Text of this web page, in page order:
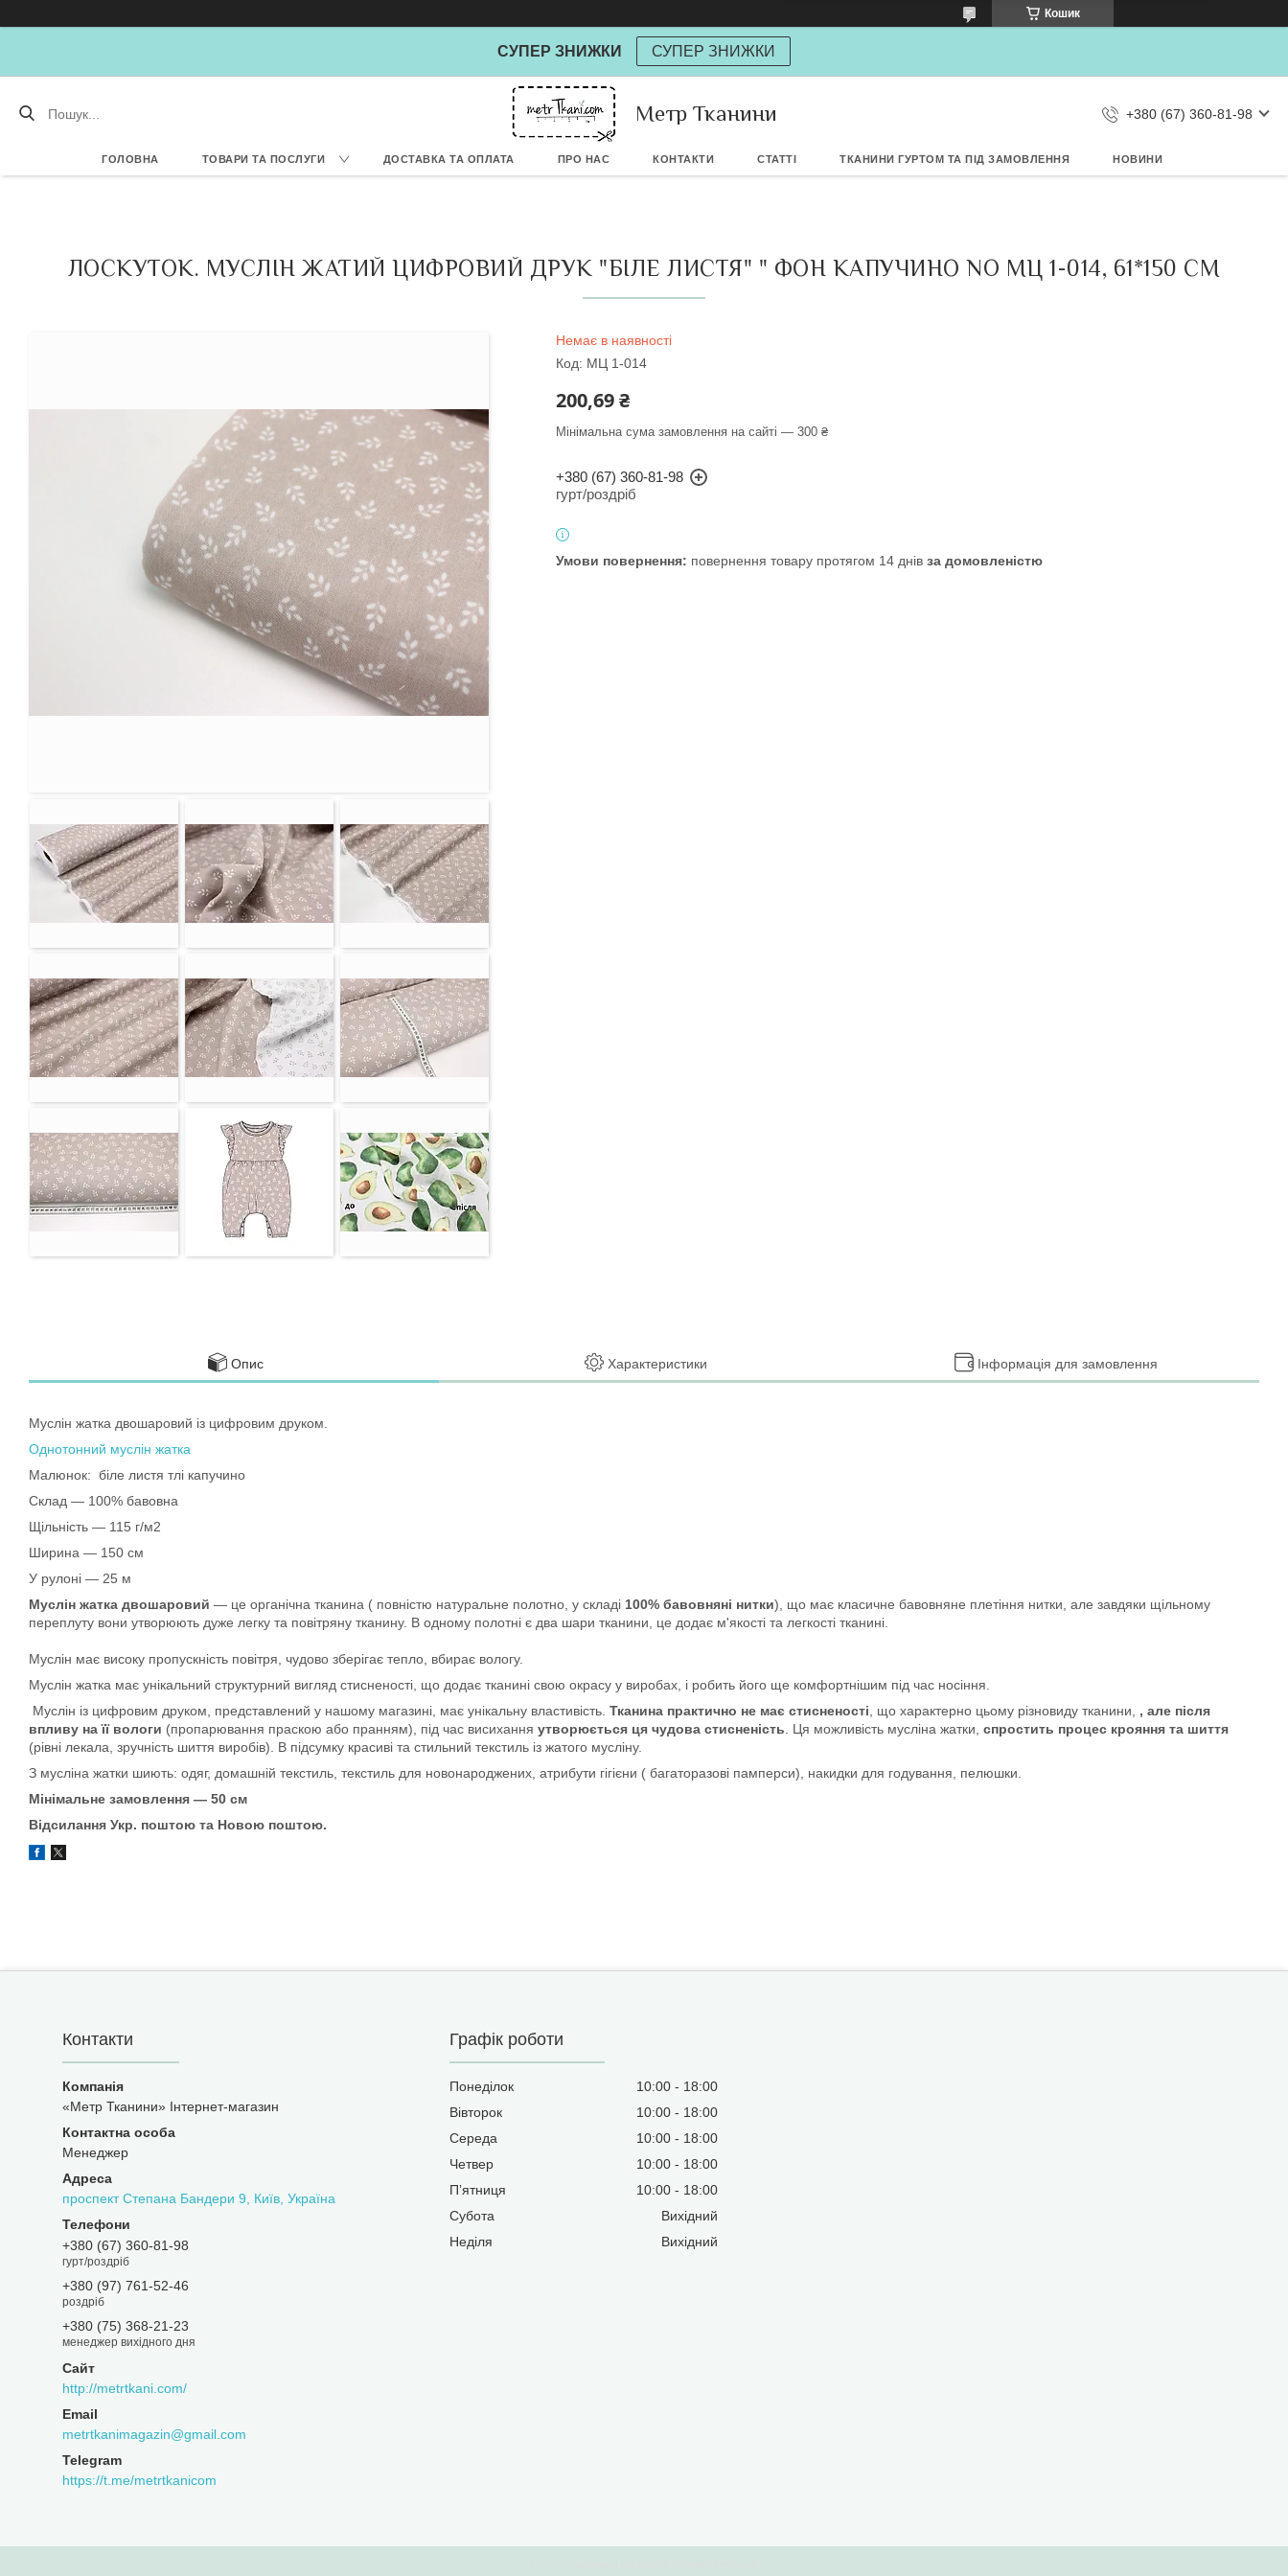
Дозвольте сайту metrtkani.com
Дозволити
×
Кошик
СУПЕР ЗНИЖКИ СУПЕР ЗНИЖКИ
Метр Тканини +380 (67) 360-81-98
ГОЛОВНА ТОВАРИ ТА ПОСЛУГИ ДОСТАВКА ТА ОПЛАТА ПРО НАС КОНТАКТИ СТАТТІ ТКАНИНИ ГУРТОМ ТА ПІД ЗАМОВЛЕННЯ НОВИНИ
ЛОСКУТОК. МУСЛІН ЖАТИЙ ЦИФРОВИЙ ДРУК "БІЛЕ ЛИСТЯ" " ФОН КАПУЧИНО NO МЦ 1-014, 61*150 СМ
Немає в наявності
Код: МЦ 1-014
200,69 ₴
Мінімальна сума замовлення на сайті — 300 ₴
+380 (67) 360-81-98
гурт/роздріб
повернення товару протягом 14 днів за домовленістю
Опис Характеристики Інформація для замовлення
Муслін жатка двошаровий із цифровим друком.
Однотонний муслін жатка
Малюнок: біле листя тлі капучино
Склад — 100% бавовна
Щільність — 115 г/м2
Ширина — 150 см
У рулоні — 25 м
Муслін жатка двошаровий — це органічна тканина ( повністю натуральне полотно, у складі 100% бавовняні нитки), що має класичне бавовняне плетіння нитки, але завдяки щільному
переплуту вони утворюють дуже легку та повітряну тканину. В одному полотні є два шари тканини, це додає м'якості та легкості тканині.
Муслін має високу пропускність повітря, чудово зберігає тепло, вбирає вологу.
Муслін жатка має унікальний структурний вигляд стисненості, що додає тканині свою окрасу у виробах, і робить його ще комфортнішим під час носіння.
Муслін із цифровим друком, представлений у нашому магазині, має унікальну властивість. Тканина практично не має стисненості , що характерно цьому різновиду тканини, , але після
впливу на її вологи (пропарювання праскою або пранням), під час висихання утворюється ця чудова стисненість . Ця можливість мусліна жатки, спростить процес крояння та шиття
(рівні лекала, зручність шиття виробів). В підсумку красиві та стильний текстиль із жатого мусліну.
З мусліна жатки шиють: одяг, домашній текстиль, текстиль для новонароджених, атрибути гігієни ( багаторазові памперси), накидки для годування, пелюшки.
Мінімальне замовлення — 50 см
Відсилання Укр. поштою та Новою поштою.
Контакти
«Метр Тканини» Інтернет-магазин
Менеджер
проспект Степана Бандери 9, Київ, Україна
+380 (67) 360-81-98
гурт/роздріб
+380 (97) 761-52-46
роздріб
+380 (75) 368-21-23
менеджер вихідного дня
http://metrtkani.com/
metrtkanimagazin@gmail.com
https://t.me/metrtkanicom
Графік роботи
Понеділок 10:00
18:00
Вівторок
10:00
18:00
Середа
10:00
18:00
Четвер
10:00
18:00
Пʼятниця
10:00
18:00
Субота
Вихідний
Неділя
Вихідний